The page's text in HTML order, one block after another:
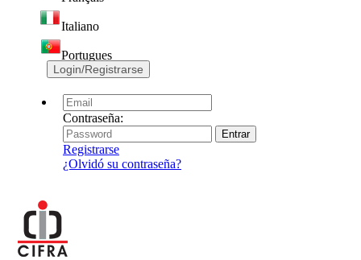
Italiano
Portugues
Login/Registrarse
Contraseña:
Registrarse
¿Olvidó su contraseña?